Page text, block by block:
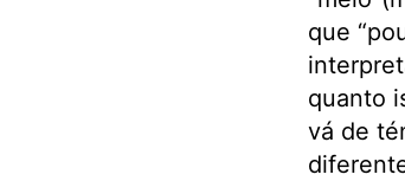
que
quanto
vá de